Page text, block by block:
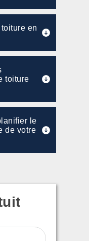
en
toiture
le
de votre